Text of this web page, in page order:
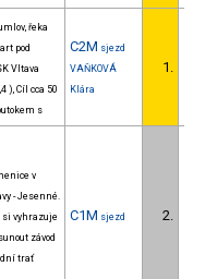
řeka
pod
Vltava
), Cíl cca 50
s
C2M sjezd
VAŇKOVÁ
Klára
1.
v
- Jesenné.
si vyhrazuje
závod
trať
C1M sjezd 2.